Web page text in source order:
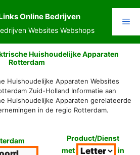
Online Bedrijven
Websites Webshops
Huishoudelijke Apparaten
Rotterdam
Huishoudelijke Apparaten Websites
Zuid-Holland Informatie aan
Huishoudelijke Apparaten gerelateerde
in de regio Rotterdam.
Product/Dienst
met
in